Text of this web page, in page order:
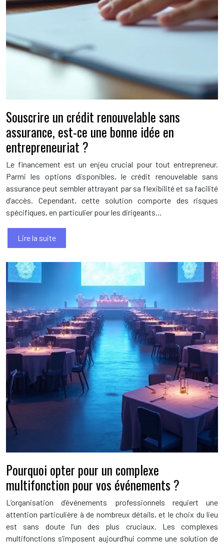
Souscrire un crédit renouvelable sans
assurance, est-ce une bonne idée en
entrepreneuriat ?
Le financement est un enjeu crucial pour tout entrepreneur.
Parmi les options disponibles, le crédit renouvelable sans
assurance peut sembler attrayant par sa flexibilité et sa facilité
d’accès. Cependant, cette solution comporte des risques
spécifiques, en particulier pour les dirigeants…
Lire la suite
Pourquoi opter pour un complexe
multifonction pour vos événements ?
L’organisation d’événements professionnels requiert une
attention particulière à de nombreux détails, et le choix du lieu
est sans doute l’un des plus cruciaux. Les complexes
multifonctions s’imposent aujourd’hui comme une solution de